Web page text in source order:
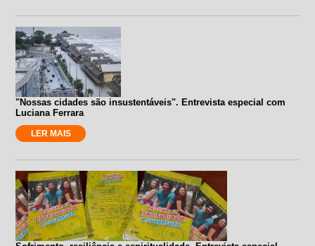
"Nossas cidades são insustentáveis". Entrevista especial com
Luciana Ferrara
LER MAIS